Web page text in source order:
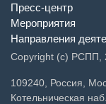
Пресс-центр
Мероприятия
Направления
Copyright (c) РСПП,
109240, Россия,
Котельническая